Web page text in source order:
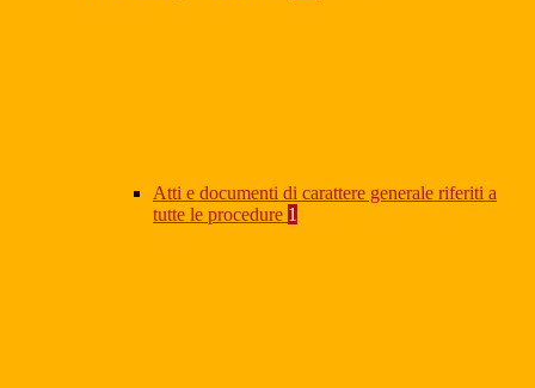
Atti e documenti di carattere generale riferiti a
tutte le procedure 1